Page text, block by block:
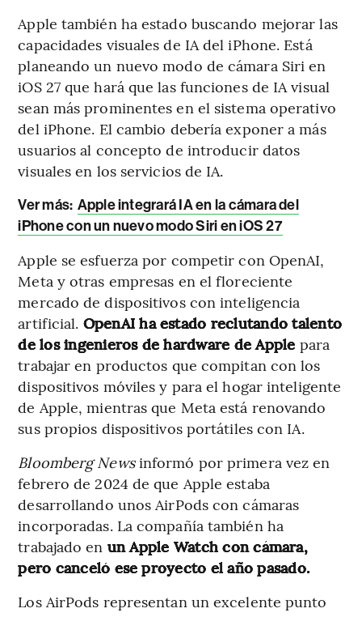
Apple también ha estado buscando mejorar las
capacidades visuales de IA del iPhone. Está
planeando un nuevo modo de cámara Siri en
iOS 27 que hará que las funciones de IA visual
sean más prominentes en el sistema operativo
del iPhone. El cambio debería exponer a más
usuarios al concepto de introducir datos
visuales en los servicios de IA.
Ver más: Apple integrará IA en la cámara del
iPhone con un nuevo modo Siri en iOS 27
Apple se esfuerza por competir con OpenAI,
Meta y otras empresas en el floreciente
mercado de dispositivos con inteligencia
artificial. OpenAI ha estado reclutando talento
de los ingenieros de hardware de Apple para
trabajar en productos que compitan con los
dispositivos móviles y para el hogar inteligente
de Apple, mientras que Meta está renovando
sus propios dispositivos portátiles con IA.
Bloomberg Newsinformó por primera vez en
febrero de 2024 de que Apple estaba
desarrollando unos AirPods con cámaras
incorporadas. La compañía también ha
trabajado en un Apple Watch con cámara,
pero canceló ese proyecto el año pasado.
Los AirPods representan un excelente punto